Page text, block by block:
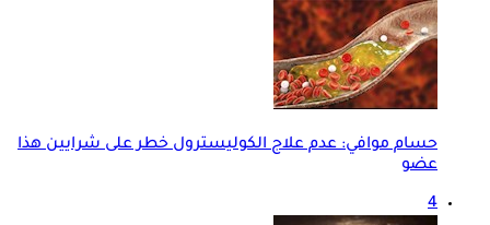
حسام موافي: عدم علاج الكوليسترول خطر على شرايين هذا
عضو
4